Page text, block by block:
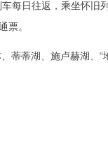
车每日往返，乘坐怀旧
票。
、蒂蒂湖、施卢赫湖、“